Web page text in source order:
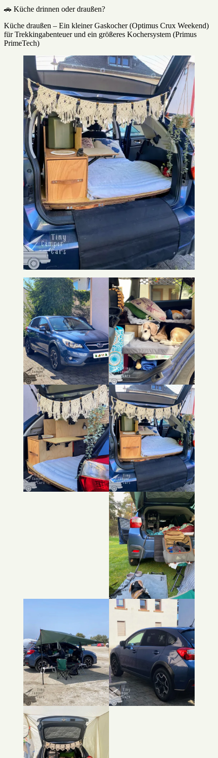
🚗 Küche drinnen oder draußen?
Küche draußen – Ein kleiner Gaskocher (Optimus Crux Weekend)
für Trekkingabenteuer und ein größeres Kochersystem (Primus
PrimeTech)